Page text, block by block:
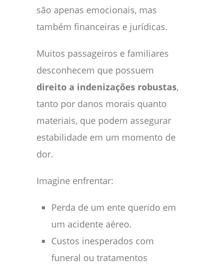
são apenas emocionais, mas
também financeiras e jurídicas.
Muitos passageiros e familiares
desconhecem que possuem
direito a indenizações robustas,
tanto por danos morais quanto
materiais, que podem assegurar
estabilidade em um momento de
dor.
Imagine enfrentar:
Perda de um ente querido em
um acidente aéreo.
Custos inesperados com
funeral ou tratamentos